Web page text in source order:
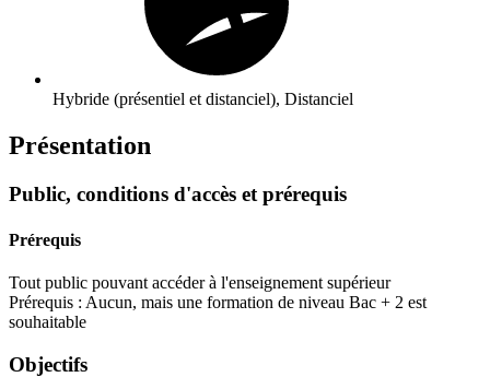
Hybride (présentiel et distanciel), Distanciel
Présentation
Public, conditions d'accès et prérequis
Prérequis
Tout public pouvant accéder à l'enseignement supérieur
Prérequis : Aucun, mais une formation de niveau Bac + 2 est
souhaitable
Objectifs